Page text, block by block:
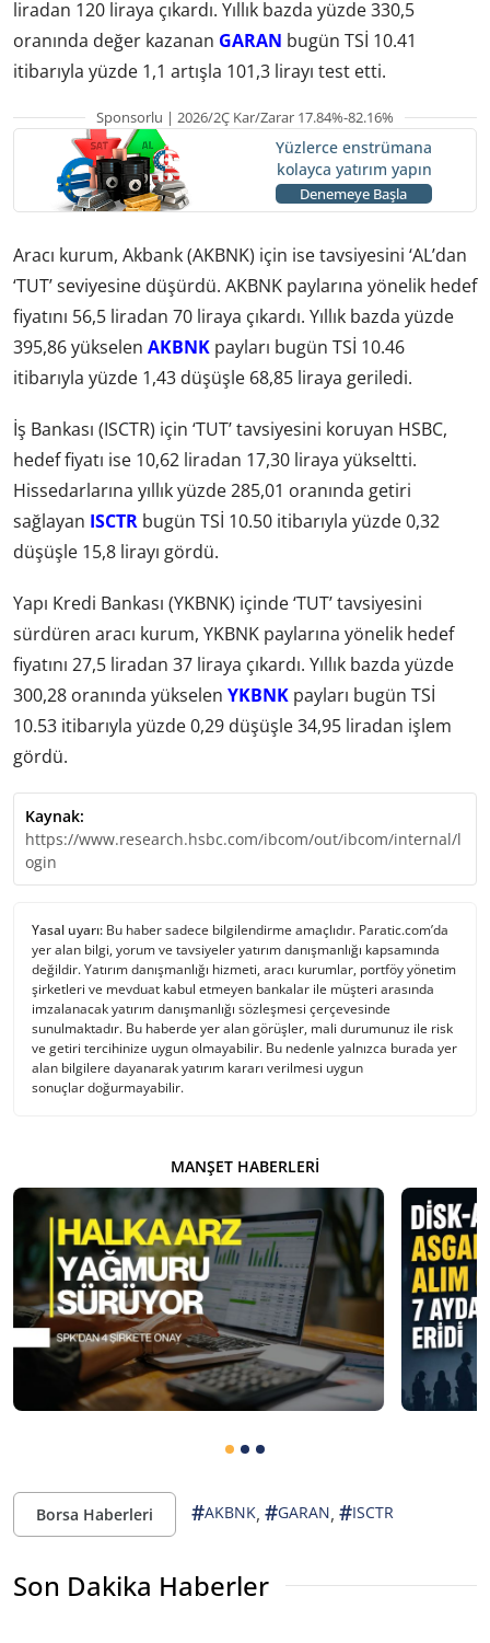
liradan 120 liraya çıkardı. Yıllık bazda yüzde 330,5
oranında değer kazanan GARAN bugün TSİ 10.41
itibarıyla yüzde 1,1 artışla 101,3 lirayı test etti.
Sponsorlu | 2026/2Ç Kar/Zarar 17.84%-82.16%
Yüzlerce enstrümana
kolayca yatırım yapın
Denemeye Başla
Aracı kurum, Akbank (AKBNK) için ise tavsiyesini ‘AL’dan
‘TUT’ seviyesine düşürdü. AKBNK paylarına yönelik hedef
fiyatını 56,5 liradan 70 liraya çıkardı. Yıllık bazda yüzde
395,86 yükselen AKBNK payları bugün TSİ 10.46
itibarıyla yüzde 1,43 düşüşle 68,85 liraya geriledi.
İş Bankası (ISCTR) için ‘TUT’ tavsiyesini koruyan HSBC,
hedef fiyatı ise 10,62 liradan 17,30 liraya yükseltti.
Hissedarlarına yıllık yüzde 285,01 oranında getiri
sağlayan ISCTR bugün TSİ 10.50 itibarıyla yüzde 0,32
düşüşle 15,8 lirayı gördü.
Yapı Kredi Bankası (YKBNK) içinde ‘TUT’ tavsiyesini
sürdüren aracı kurum, YKBNK paylarına yönelik hedef
fiyatını 27,5 liradan 37 liraya çıkardı. Yıllık bazda yüzde
300,28 oranında yükselen YKBNK payları bugün TSİ
10.53 itibarıyla yüzde 0,29 düşüşle 34,95 liradan işlem
gördü.
Kaynak:
https://www.research.hsbc.com/ibcom/out/ibcom/internal/l
ogin
Yasal uyarı: Bu haber sadece bilgilendirme amaçlıdır. Paratic.com’da
yer alan bilgi, yorum ve tavsiyeler yatırım danışmanlığı kapsamında
değildir. Yatırım danışmanlığı hizmeti, aracı kurumlar, portföy yönetim
şirketleri ve mevduat kabul etmeyen bankalar ile müşteri arasında
imzalanacak yatırım danışmanlığı sözleşmesi çerçevesinde
sunulmaktadır. Bu haberde yer alan görüşler, mali durumunuz ile risk
ve getiri tercihinize uygun olmayabilir. Bu nedenle yalnızca burada yer
alan bilgilere dayanarak yatırım kararı verilmesi uygun
sonuçlar doğurmayabilir.
MANŞET HABERLERI
Borsa Haberleri #AKBNK, #GARAN, #ISCTR
Son Dakika Haberler